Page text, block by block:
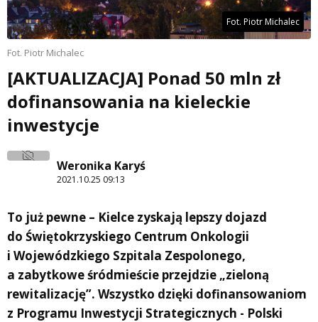
Fot. Piotr Michalec
Fot. Piotr Michalec
[AKTUALIZACJA] Ponad 50 mln zł
dofinansowania na kieleckie
inwestycje
Weronika Karyś
2021.10.25 09:13
To już pewne – Kielce zyskają lepszy dojazd
do Świętokrzyskiego Centrum Onkologii
i Wojewódzkiego Szpitala Zespolonego,
a zabytkowe śródmieście przejdzie „zieloną
rewitalizację”. Wszystko dzięki dofinansowaniom
z Programu Inwestycji Strategicznych - Polski